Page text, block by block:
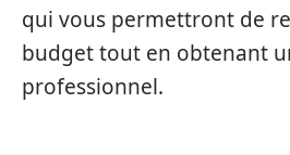
qui vous permettront de
budget tout en obtenant
professionnel.